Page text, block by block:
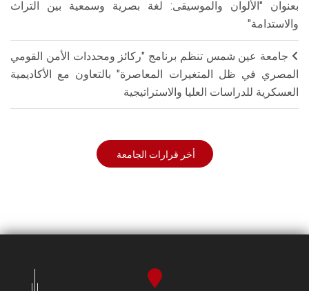
بعنوان "الألوان والموسيقى: لغة بصرية وسمعية بين التراث
والاستدامة"
جامعة عين شمس تنظم برنامج "ركائز ومحددات الأمن القومي
المصري في ظل المتغيرات المعاصرة" بالتعاون مع الأكاديمية
العسكرية للدراسات العليا والاستراتيجية
أخر قرارات الجامعة